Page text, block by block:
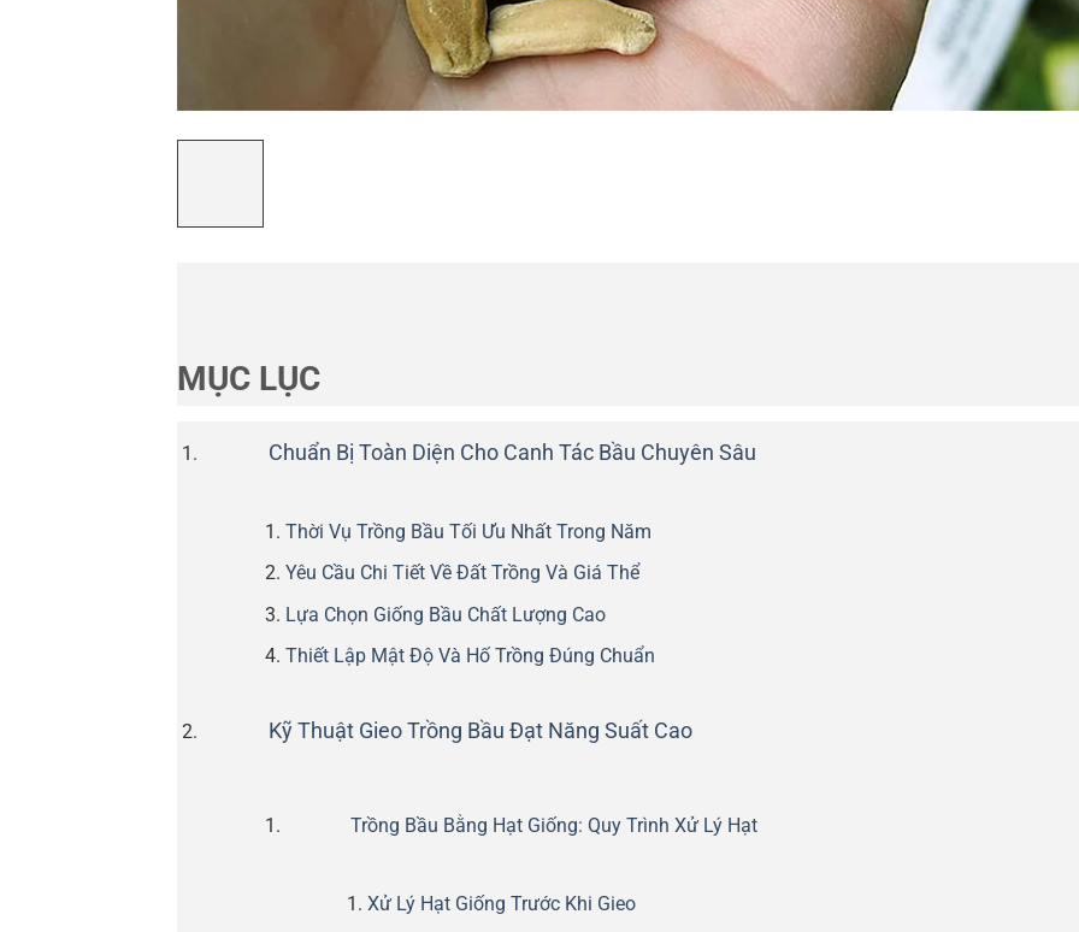
MỤC LỤC
Chuẩn Bị Toàn Diện Cho Canh Tác Bầu Chuyên Sâu
Thời Vụ Trồng Bầu Tối Ưu Nhất Trong Năm
Yêu Cầu Chi Tiết Về Đất Trồng Và Giá Thể
Lựa Chọn Giống Bầu Chất Lượng Cao
Thiết Lập Mật Độ Và Hố Trồng Đúng Chuẩn
Kỹ Thuật Gieo Trồng Bầu Đạt Năng Suất Cao
Trồng Bầu Bằng Hạt Giống: Quy Trình Xử Lý Hạt
Xử Lý Hạt Giống Trước Khi Gieo